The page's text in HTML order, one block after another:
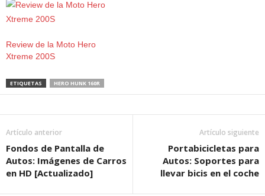
Review de la Moto Hero
Xtreme 200S
ETIQUETAS HERO HUNK 160R
Artículo anterior
Fondos de Pantalla de
Autos: Imágenes de Carros
en HD [Actualizado]
Artículo siguiente
Portabicicletas para
Autos: Soportes para
llevar bicis en el coche